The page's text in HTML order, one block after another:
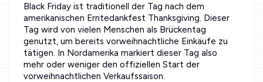
Black Friday ist traditionell der Tag nach dem
amerikanischen Erntedankfest Thanksgiving. Dieser
Tag wird von vielen Menschen als Brückentag
genutzt, um bereits vorweihnachtliche Einkäufe zu
tätigen. In Nordamerika markiert dieser Tag also
mehr oder weniger den offiziellen Start der
vorweihnachtlichen Verkaufssaison.